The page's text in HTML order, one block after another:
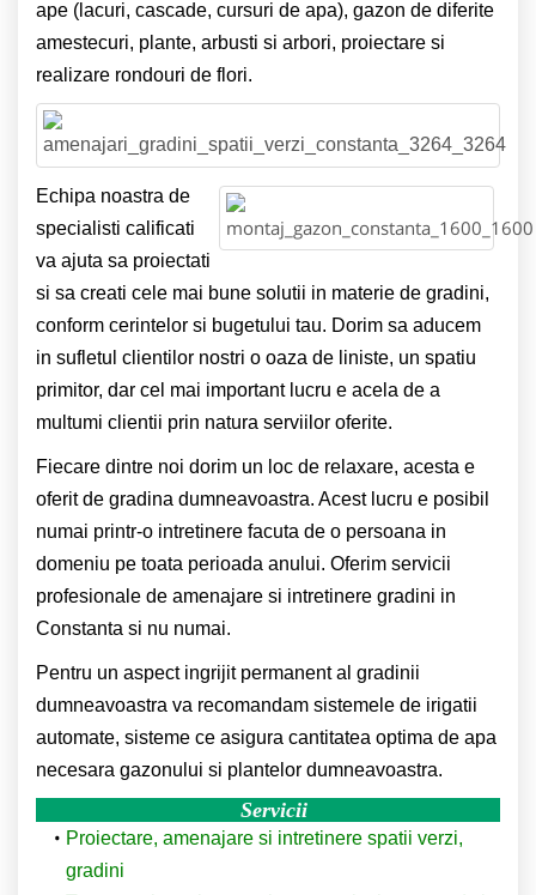
ape (lacuri, cascade, cursuri de apa), gazon de diferite
amestecuri, plante, arbusti si arbori, proiectare si
realizare rondouri de flori.
Echipa noastra de
specialisti calificati
va ajuta sa proiectati
si sa creati cele mai bune solutii in materie de gradini,
conform cerintelor si bugetului tau. Dorim sa aducem
in sufletul clientilor nostri o oaza de liniste, un spatiu
primitor, dar cel mai important lucru e acela de a
multumi clientii prin natura serviilor oferite.
Fiecare dintre noi dorim un loc de relaxare, acesta e
oferit de gradina dumneavoastra. Acest lucru e posibil
numai printr-o intretinere facuta de o persoana in
domeniu pe toata perioada anului. Oferim servicii
profesionale de amenajare si intretinere gradini in
Constanta si nu numai.
Pentru un aspect ingrijit permanent al gradinii
dumneavoastra va recomandam sistemele de irigatii
automate, sisteme ce asigura cantitatea optima de apa
necesara gazonului si plantelor dumneavoastra.
Servicii
Proiectare, amenajare si intretinere spatii verzi,
gradini